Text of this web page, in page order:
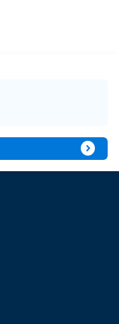
expand_circle_right